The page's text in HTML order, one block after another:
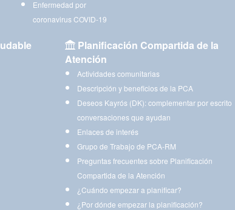
Enfermedad por
coronavirus COVID-19
Planificación Compartida de la
Atención
Actividades comunitarias
Descripción y beneficios de la PCA
Deseos Kayrós (DK): complementar por escrito
conversaciones que ayudan
Enlaces de interés
Grupo de Trabajo de PCA-RM
Preguntas frecuentes sobre Planificación
Compartida de la Atención
¿Cuándo empezar a planificar?
¿Por dónde empezar la planificación?